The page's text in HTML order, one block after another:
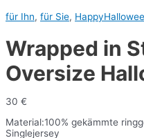
für Ihn, für Sie,
Wrapped in
Oversize
30 €
Material:100% gekämmte
Singlejersey